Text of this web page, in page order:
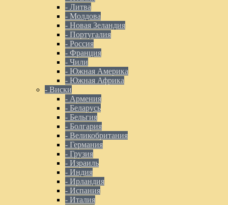
- Литва
- Молдова
- Новая Зеландия
- Португалия
- Россия
- Франция
- Чили
- Южная Америка
- Южная Африка
- Виски
- Армения
- Беларусь
- Бельгия
- Болгария
- Великобритания
- Германия
- Грузия
- Израиль
- Индия
- Ирландия
- Испания
- Италия